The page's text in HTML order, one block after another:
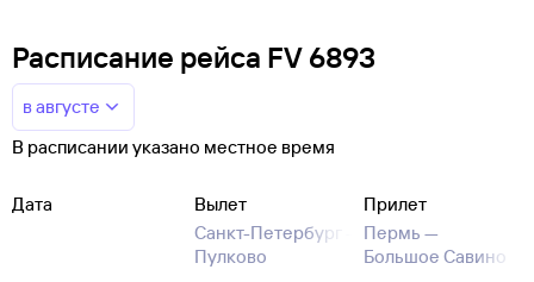
Расписание рейса FV 6893
в августе
В расписании указано местное время
Дата
Вылет
Санкт-Петербург —
Пулково
Прилет
Пермь —
Большое Савино